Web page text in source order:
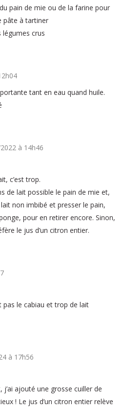
pain de mie ou de la farine pour
pâte à tartiner
légumes crus
tant en eau quand huile.
à 14h46
c’est trop.
de lait possible le pain de mie et,
non imbibé et presser le pain,
pour en retirer encore. Sinon,
le jus d’un citron entier.
le cabiau et trop de lait
à 17h56
j’ai ajouté une grosse cuiller de
! Le jus d’un citron entier relève